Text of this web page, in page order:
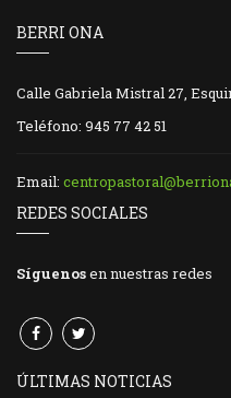
BERRI ONA
Calle Gabriela Mistral 27,
Teléfono: 945 77 42 51
Email:
REDES SOCIALES
Síguenosen nuestras redes
ÚLTIMAS NOTICIAS